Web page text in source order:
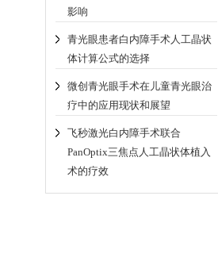
影响
青光眼患者白内障手术人工晶状
体计算公式的选择
微创青光眼手术在儿童青光眼治
疗中的应用现状和展望
飞秒激光白内障手术联合
PanOptix三焦点人工晶状体植入
术的疗效